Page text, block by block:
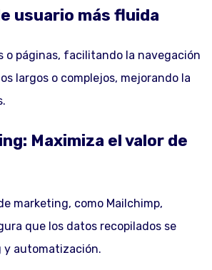
usuario más fluida
o páginas, facilitando la navegación
largos o complejos, mejorando la
Maximiza el valor de
marketing, como Mailchimp,
que los datos recopilados se
automatización.